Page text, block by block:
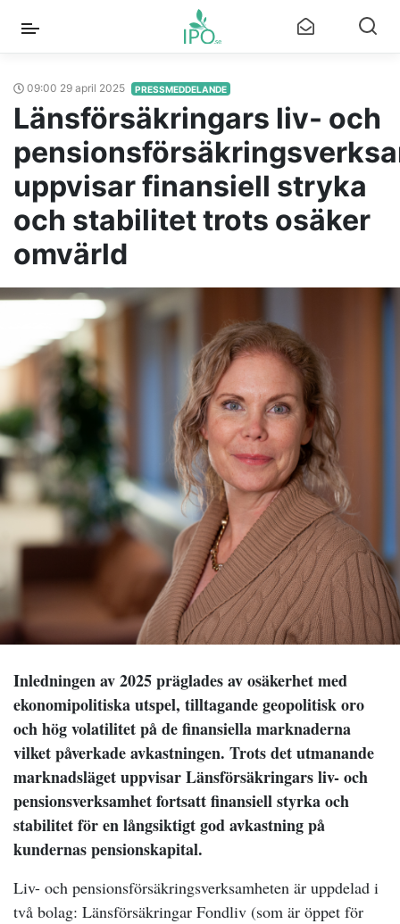
09:00 29 april 2025 PRESSMEDDELANDE
Länsförsäkringars liv- och
uppvisar finansiell stryka
och stabilitet trots osäker
omvärld
Inledningen av 2025 präglades av osäkerhet med
ekonomipolitiska utspel, tilltagande geopolitisk oro
och hög volatilitet på de finansiella marknaderna
vilket påverkade avkastningen. Trots det utmanande
marknadsläget uppvisar Länsförsäkringars liv- och
pensionsverksamhet fortsatt finansiell styrka och
stabilitet för en långsiktigt god avkastning på
kundernas pensionskapital.
Liv- och pensionsförsäkringsverksamheten är uppdelad i
två bolag: Länsförsäkringar Fondliv (som är öppet för